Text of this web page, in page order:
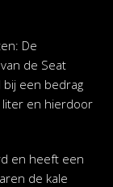
De
de Seat
bij een bedrag
liter en hierdoor
en heeft een
de kale